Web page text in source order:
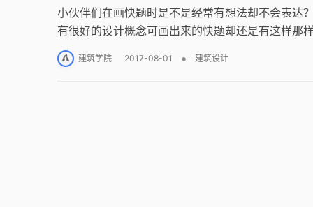
小伙伴们在画快题时是不是经常有想法却不会表达？
有很好的设计概念可画出来的快题却还是有这样那样
想追求空间变化，是不是又常常感到束手无策？
平面做的不够顺畅，制图还经常不规范？
建筑学院 2017-08-01 • 建筑设计